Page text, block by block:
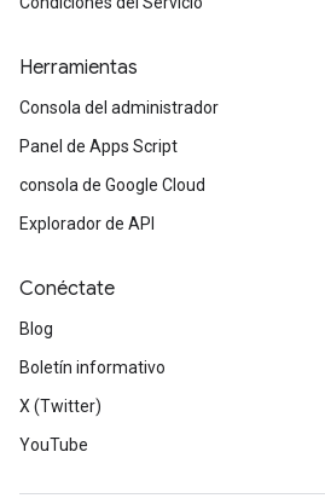
Herramientas
Consola del administrador
Panel de Apps Script
consola de Google Cloud
Explorador de API
Conéctate
Blog
Boletín informativo
X (Twitter)
YouTube